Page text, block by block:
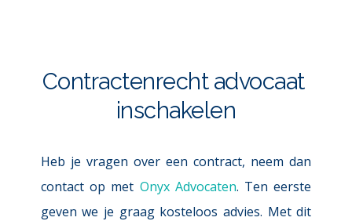
Contractenrecht advocaat
inschakelen
Heb je vragen over een contract, neem dan
contact op met Onyx Advocaten. Ten eerste
geven we je graag kosteloos advies. Met dit